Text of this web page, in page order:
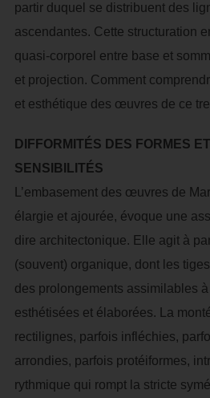
partir duquel se distribuent des
ascendantes. Cette structuration
quasi-corporel entre base et
et projection. Comment
et esthétique des œuvres de ce
DIFFORMITÉS DES FORMES
SENSIBILITÉS
L’embasement des œuvres de
élargie et ajourée, évoque une
dire architectonique. Elle agit à
(souvent) organique, dont les
des prolongements assimilables
esthétisées et élaborées. La
rectilignes, parfois infléchies,
arrondies, parfois protéiformes,
rythmique qui rompt la stricte